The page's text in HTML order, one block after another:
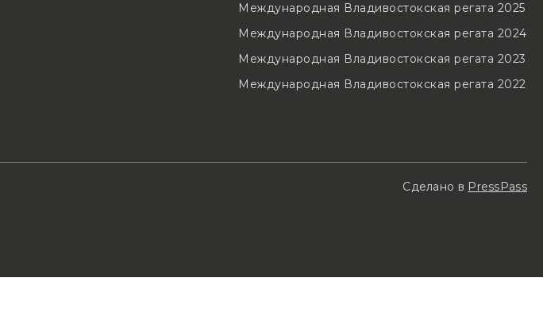
Международная Владивостокская регата 2025
Международная Владивостокская регата 2024
Международная Владивостокская регата 2023
Международная Владивостокская регата 2022
Сделано в PressPass